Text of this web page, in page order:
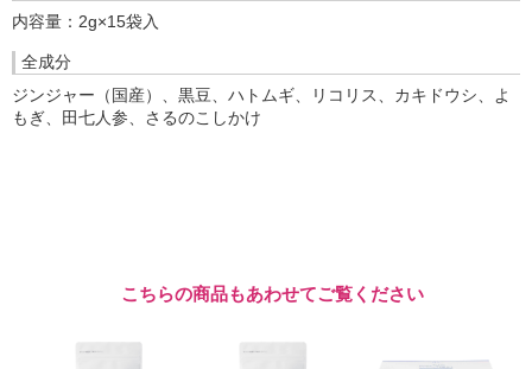
内容量：2g×15袋入
全成分
ジンジャー（国産）、黒豆、ハトムギ、リコリス、カキドウシ、よ
もぎ、田七人参、さるのこしかけ
こちらの商品もあわせてご覧ください